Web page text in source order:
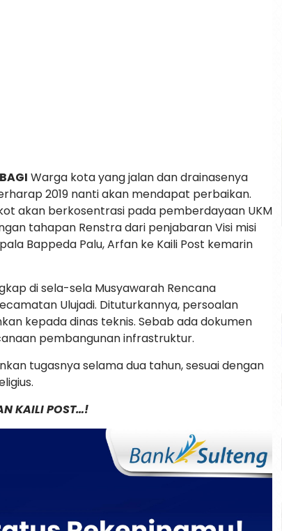
Warga kota yang jalan dan drainasenya
2019 nanti akan mendapat perbaikan.
akan berkosentrasi pada pemberdayaan UKM
tahapan Renstra dari penjabaran Visi misi
Bappeda Palu, Arfan ke Kaili Post kemarin
di sela-sela Musyawarah Rencana
Ulujadi. Dituturkannya, persoalan
kepada dinas teknis. Sebab ada dokumen
pembangunan infrastruktur.
tugasnya selama dua tahun, sesuai dengan
KAILI POST…!